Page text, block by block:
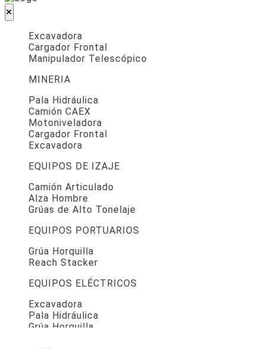
Excavadora
Cargador Frontal
Manipulador Telescópico
MINERIA
Pala Hidráulica
Camión CAEX
Motoniveladora
Cargador Frontal
Excavadora
EQUIPOS DE IZAJE
Camión Articulado
Alza Hombre
Grúas de Alto Tonelaje
EQUIPOS PORTUARIOS
Grúa Horquilla
Reach Stacker
EQUIPOS ELÉCTRICOS
Excavadora
Pala Hidráulica
Grúa Horquilla